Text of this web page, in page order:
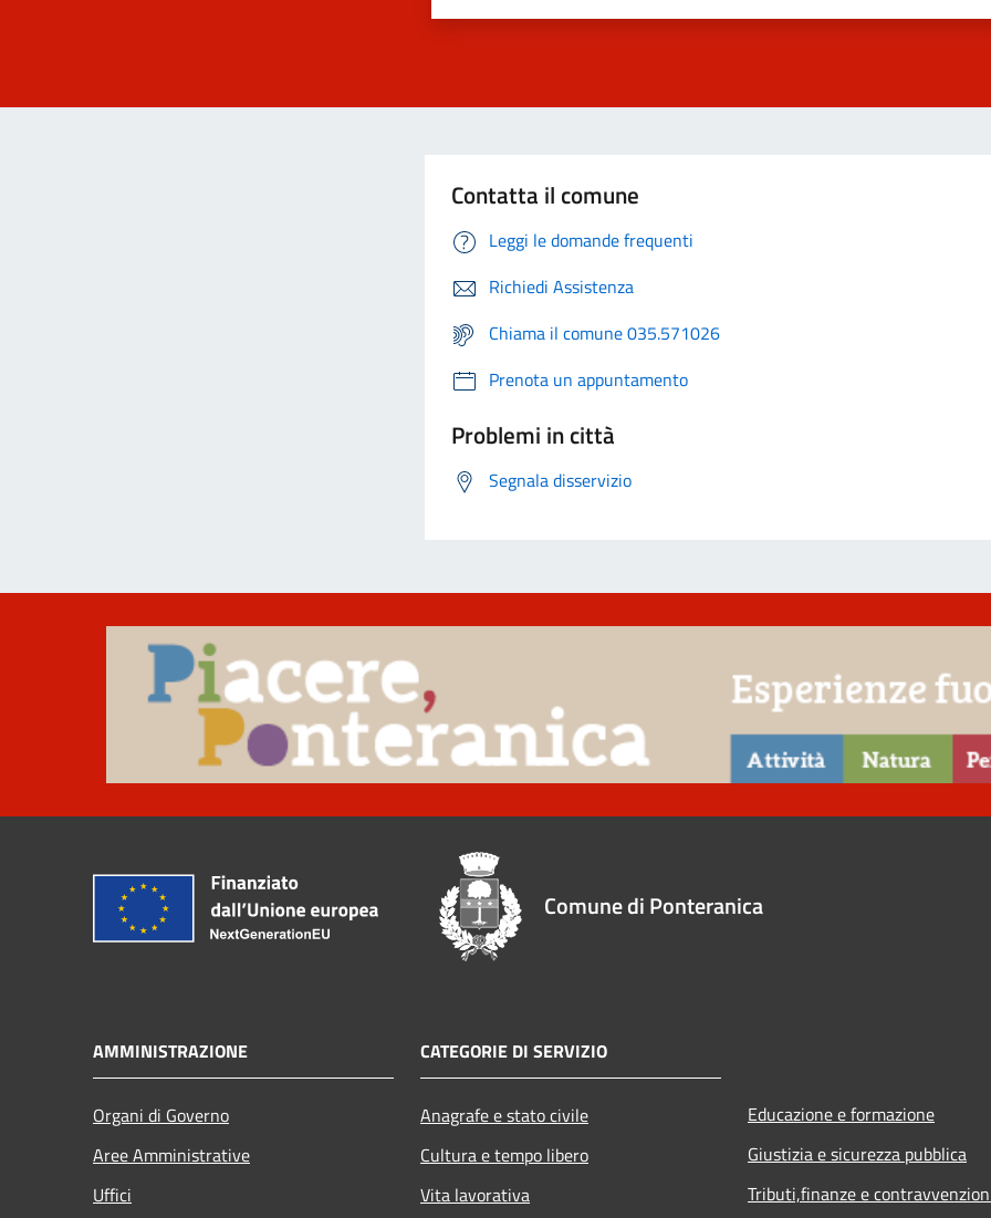
Contatta il comune
Leggi le domande frequenti
Richiedi Assistenza
Chiama il comune 035.571026
Prenota un appuntamento
Problemi in città
Segnala disservizio
Comune di Ponteranica
AMMINISTRAZIONE
Organi di Governo
Aree Amministrative
Uffici
CATEGORIE DI SERVIZIO
Anagrafe e stato civile
Cultura e tempo libero
Vita lavorativa
Educazione e formazione
Giustizia e sicurezza pubblica
Tributi,finanze e